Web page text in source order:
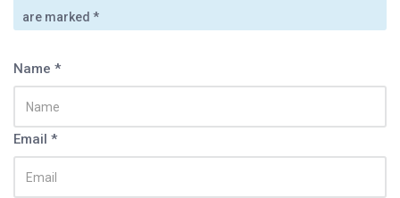
Los ganadores del certamen “Desde…
Agustin Olivera
are marked *
Name *
Email *